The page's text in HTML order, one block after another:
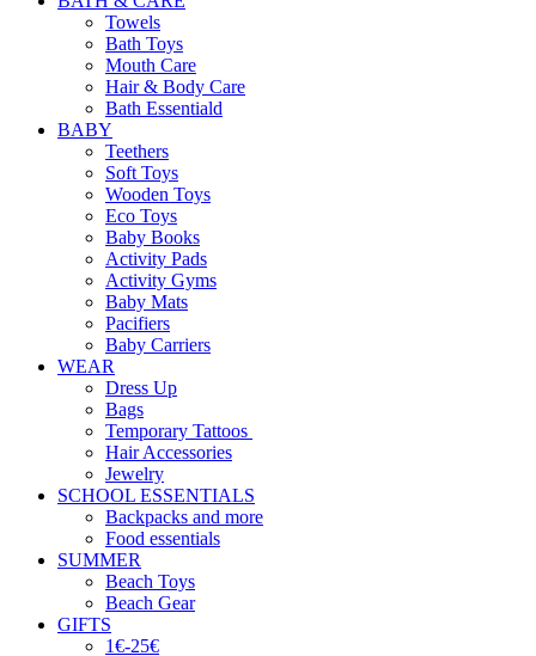
Towels
Bath Toys
Mouth Care
Hair & Body Care
Bath Essentiald
BABY
Teethers
Soft Toys
Wooden Toys
Eco Toys
Baby Books
Activity Pads
Activity Gyms
Baby Mats
Pacifiers
Baby Carriers
WEAR
Dress Up
Bags
Temporary Tattoos
Hair Accessories
Jewelry
SCHOOL ESSENTIALS
Backpacks and more
Food essentials
SUMMER
Beach Toys
Beach Gear
GIFTS
1€-25€